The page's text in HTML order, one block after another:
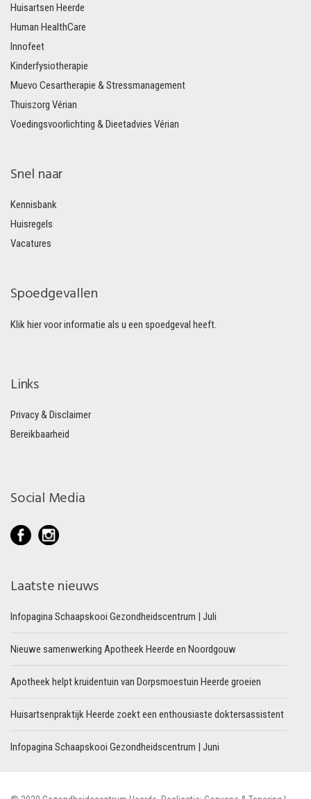
Huisartsen Heerde
Human HealthCare
Innofeet
Kinderfysiotherapie
Muevo Cesartherapie & Stressmanagement
Thuiszorg Vérian
Voedingsvoorlichting & Dieetadvies Vérian
Snel naar
Kennisbank
Huisregels
Vacatures
Spoedgevallen
Klik hier voor informatie als u een spoedgeval heeft.
Links
Privacy & Disclaimer
Bereikbaarheid
Social Media
Laatste nieuws
Infopagina Schaapskooi Gezondheidscentrum | Juli
Nieuwe samenwerking Apotheek Heerde en Noordgouw
Apotheek helpt kruidentuin van Dorpsmoestuin Heerde groeien
Huisartsenpraktijk Heerde zoekt een enthousiaste doktersassistent
Infopagina Schaapskooi Gezondheidscentrum | Juni